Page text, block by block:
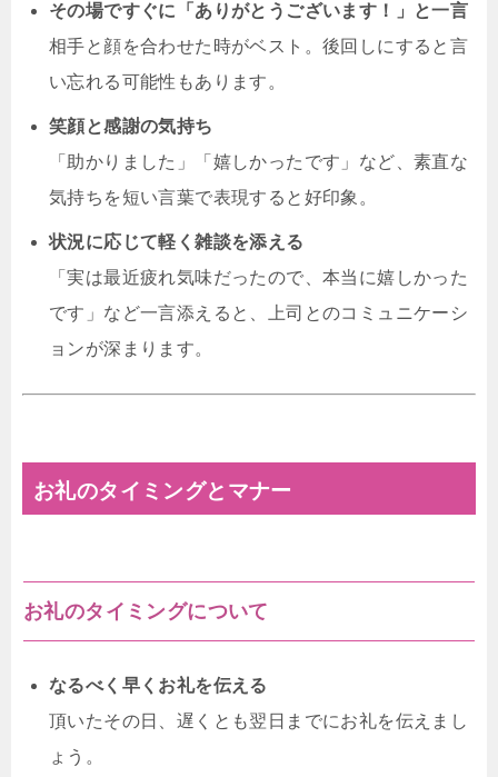
その場ですぐに「ありがとうございます！」と一言
相手と顔を合わせた時がベスト。後回しにすると言
い忘れる可能性もあります。
笑顔と感謝の気持ち
「助かりました」「嬉しかったです」など、素直な
気持ちを短い言葉で表現すると好印象。
状況に応じて軽く雑談を添える
「実は最近疲れ気味だったので、本当に嬉しかった
です」など一言添えると、上司とのコミュニケーシ
ョンが深まります。
お礼のタイミングとマナー
お礼のタイミングについて
なるべく早くお礼を伝える
頂いたその日、遅くとも翌日までにお礼を伝えまし
ょう。